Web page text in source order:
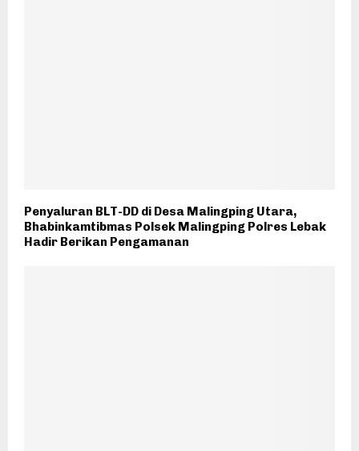
Penyaluran BLT-DD di Desa Malingping Utara,
Bhabinkamtibmas Polsek Malingping Polres Lebak
Hadir Berikan Pengamanan